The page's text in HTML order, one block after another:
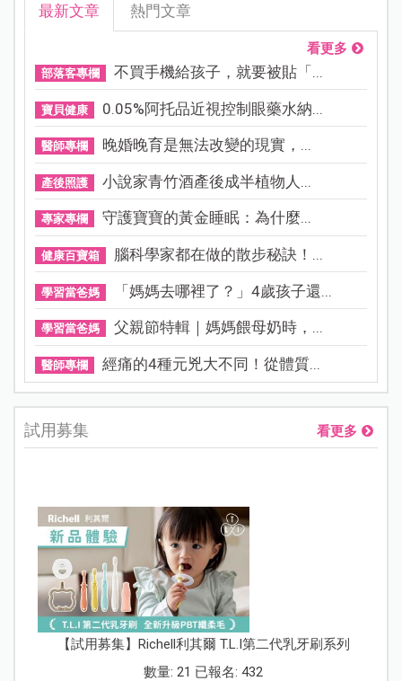
最新文章 熱門文章
看更多
部落客專欄 不買手機給孩子，就要被貼「...
寶貝健康 0.05%阿托品近視控制眼藥水納...
醫師專欄 晚婚晚育是無法改變的現實，...
產後照護 小說家青竹酒產後成半植物人...
專家專欄 守護寶寶的黃金睡眠：為什麼...
健康百寶箱 腦科學家都在做的散步秘訣！...
學習當爸媽 「媽媽去哪裡了？」4歲孩子還...
學習當爸媽 父親節特輯｜媽媽餵母奶時，...
醫師專欄 經痛的4種元兇大不同！從體質...
試用募集 看更多
【試用募集】Richell利其爾 T.L.I第二代乳牙刷系列
數量: 21 已報名: 432